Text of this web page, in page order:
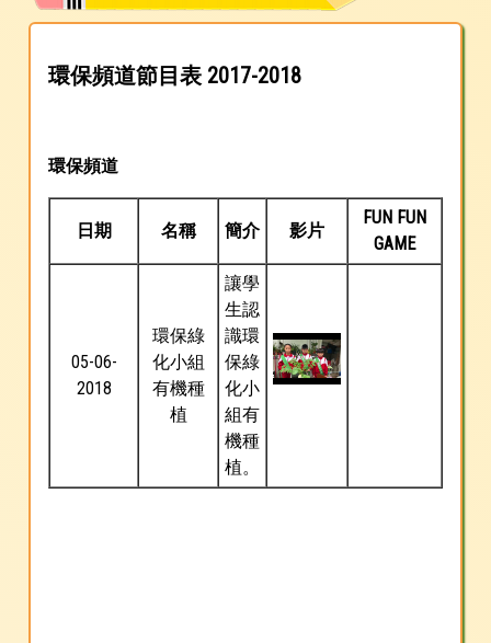
環保頻道節目表 2017-2018
環保頻道
日期 名稱 簡介 影片
FUN FUN
GAME
05-06-
2018
環保綠
化小組
有機種
植
讓學
生認
識環
保綠
化小
組有
機種
植。